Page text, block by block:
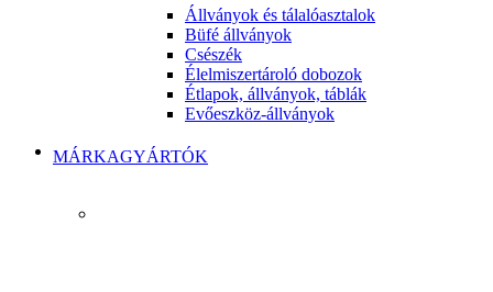
Állványok és tálalóasztalok
Büfé állványok
Csészék
Élelmiszertároló dobozok
Étlapok, állványok, táblák
Evőeszköz-állványok
MÁRKAGYÁRTÓK